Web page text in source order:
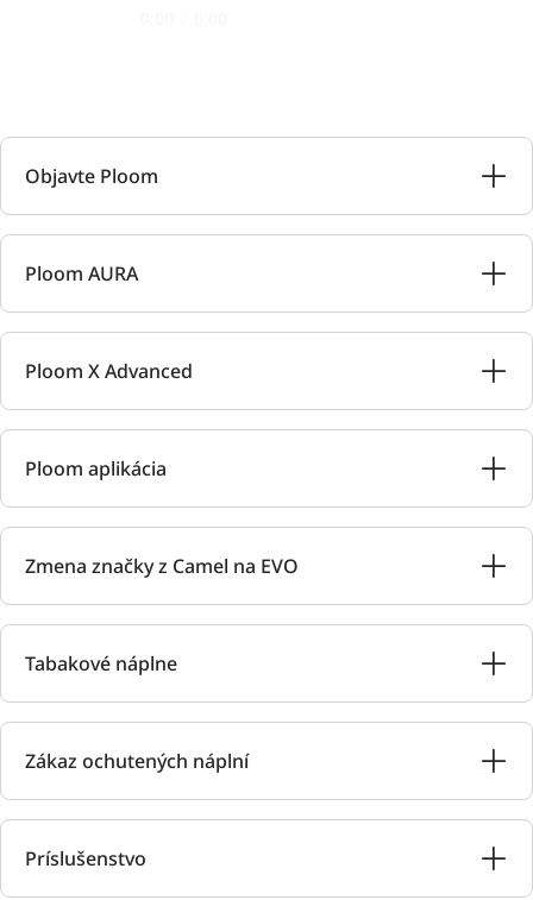
Objavte Ploom
Ploom AURA
Ploom X Advanced
Ploom aplikácia
Zmena značky z Camel na EVO
Tabakové náplne
Zákaz ochutených náplní
Príslušenstvo